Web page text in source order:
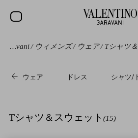
新着アイテム
メンズ
Valentino Garavani/ ウィメンズ/ ウェア/ Tシャツ
ウェア ドレス シャツ/
Tシャツ＆スウェット (15)